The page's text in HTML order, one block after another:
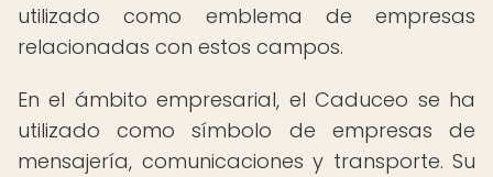
utilizado como emblema de empresas
relacionadas con estos campos.
En el ámbito empresarial, el Caduceo se ha
utilizado como símbolo de empresas de
mensajería, comunicaciones y transporte. Su